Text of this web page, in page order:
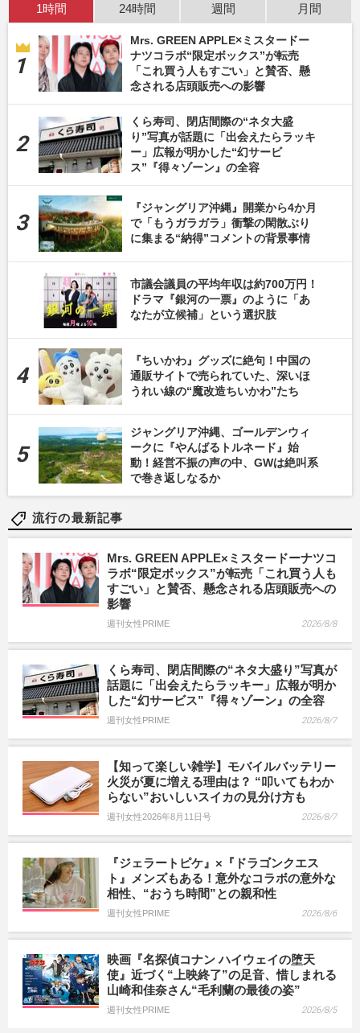
1時間 24時間 週間 月間
Mrs. GREEN APPLE×ミスタードー
ナツコラボ“限定ボックス”が転売
「これ買う人もすごい」と賛否、懸
念される店頭販売への影響
くら寿司、閉店間際の“ネタ大盛
り”写真が話題に「出会えたらラッキ
ー」広報が明かした“幻サービ
ス”『得々ゾーン』の全容
『ジャングリア沖縄』開業から4か月
で「もうガラガラ」衝撃の閑散ぶり
に集まる“納得”コメントの背景事情
市議会議員の平均年収は約700万円！
ドラマ『銀河の一票』のように「あ
なたが立候補」という選択肢
『ちいかわ』グッズに絶句！中国の
通販サイトで売られていた、深いほ
うれい線の“魔改造ちいかわ”たち
ジャングリア沖縄、ゴールデンウィ
ークに『やんばるトルネード』始
動！経営不振の声の中、GWは絶叫系
で巻き返しなるか
流行の最新記事
Mrs. GREEN APPLE×ミスタードーナツコ
ラボ“限定ボックス”が転売「これ買う人も
すごい」と賛否、懸念される店頭販売への
影響
週刊女性PRIME 2026/8/8
くら寿司、閉店間際の“ネタ大盛り”写真が
話題に「出会えたらラッキー」広報が明か
した“幻サービス”『得々ゾーン』の全容
週刊女性PRIME 2026/8/7
【知って楽しい雑学】モバイルバッテリー
火災が夏に増える理由は？ “叩いてもわか
らない”おいしいスイカの見分け方も
週刊女性2026年8月11日号 2026/8/7
『ジェラートピケ』×『ドラゴンクエス
ト』メンズもある！意外なコラボの意外な
相性、“おうち時間”との親和性
週刊女性PRIME 2026/8/6
映画『名探偵コナン ハイウェイの堕天
使』近づく“上映終了”の足音、惜しまれる
山崎和佳奈さん“毛利蘭の最後の姿”
週刊女性PRIME 2026/8/5